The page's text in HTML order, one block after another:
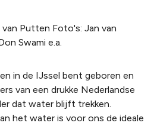
van Putten Foto's: Jan van
Swami e.a.
in de IJssel bent geboren en
van een drukke Nederlandse
dat water blijft trekken.
het water is voor ons de ideale